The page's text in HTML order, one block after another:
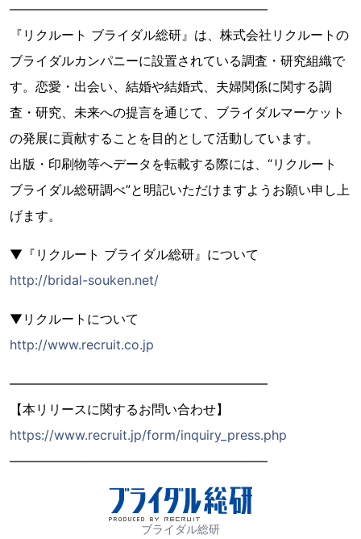
――――――――――――――――――――
『リクルート ブライダル総研』は、株式会社リクルートの
ブライダルカンパニーに設置されている調査・研究組織で
す。恋愛・出会い、結婚や結婚式、夫婦関係に関する調
査・研究、未来への提言を通じて、ブライダルマーケット
の発展に貢献することを目的として活動しています。
出版・印刷物等へデータを転載する際には、“リクルート
ブライダル総研調べ”と明記いただけますようお願い申し上
げます。
▼『リクルート ブライダル総研』について
http://bridal-souken.net/
▼リクルートについて
http://www.recruit.co.jp
――――――――――――――――――――
【本リリースに関するお問い合わせ】
https://www.recruit.jp/form/inquiry_press.php
――――――――――――――――――――
ブライダル総研